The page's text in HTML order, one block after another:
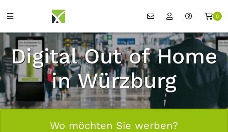
0
Digital Out of Home
in Würzburg
Wo möchten Sie werben?